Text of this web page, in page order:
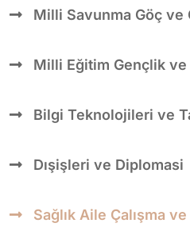
Milli Savunma Göç ve
Milli Eğitim Gençlik
Bilgi Teknolojileri ve
Dışişleri ve Diplomasi
Sağlık Aile Çalışma